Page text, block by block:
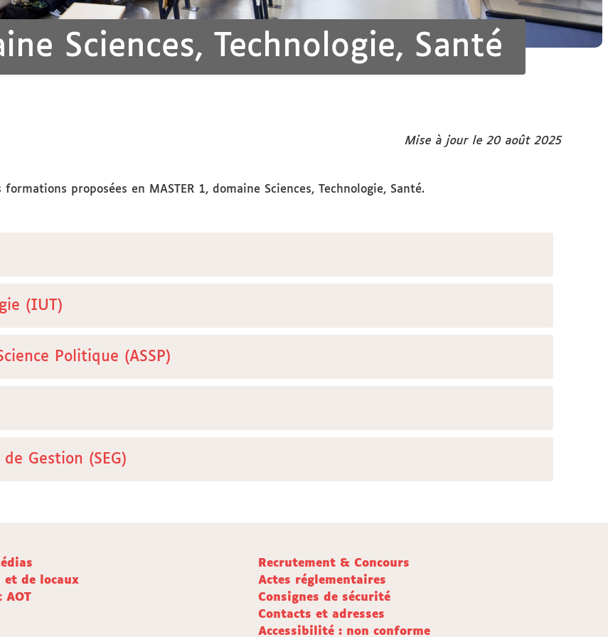
Sciences, Technologie, Santé
Mise à jour le 20 août 2025
proposées en MASTER 1, domaine Sciences, Technologie, Santé.
(IUT)
Politique (ASSP)
Gestion (SEG)
Recrutement & Concours
et de locaux
Actes réglementaires
AOT
Consignes de sécurité
Contacts et adresses
Accessibilité : non conforme